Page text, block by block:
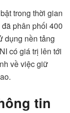
trong thời gian
phân phối 400
dụng nền tảng
có giá trị lên tới
về việc giữ
tin